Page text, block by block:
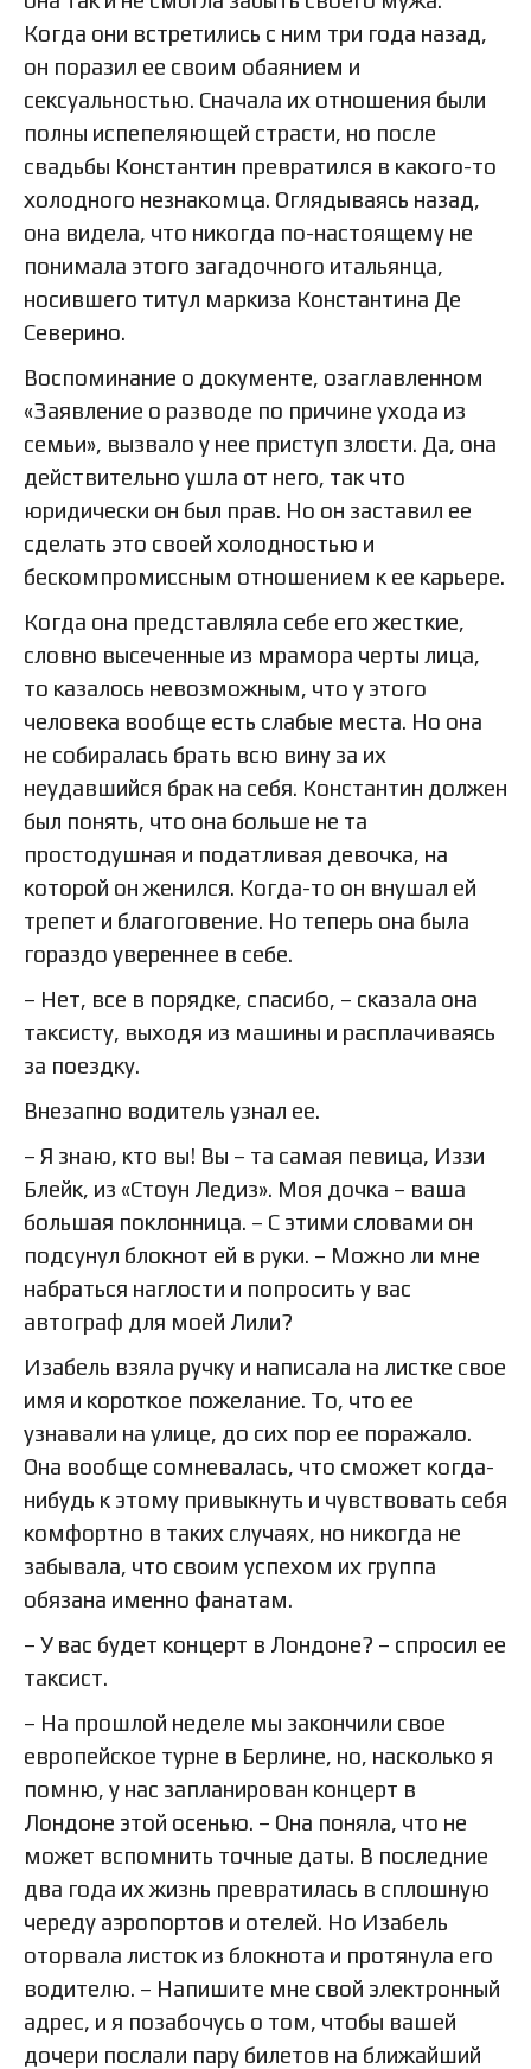
Когда они встретились с ним три года назад,
он поразил ее своим обаянием и
сексуальностью. Сначала их отношения были
полны испепеляющей страсти, но после
свадьбы Константин превратился в какого-то
холодного незнакомца. Оглядываясь назад,
она видела, что никогда по-настоящему не
понимала этого загадочного итальянца,
носившего титул маркиза Константина Де
Северино.
Воспоминание о документе, озаглавленном
«Заявление о разводе по причине ухода из
семьи», вызвало у нее приступ злости. Да, она
действительно ушла от него, так что
юридически он был прав. Но он заставил ее
сделать это своей холодностью и
бескомпромиссным отношением к ее карьере.
Когда она представляла себе его жесткие,
словно высеченные из мрамора черты лица,
то казалось невозможным, что у этого
человека вообще есть слабые места. Но она
не собиралась брать всю вину за их
неудавшийся брак на себя. Константин должен
был понять, что она больше не та
простодушная и податливая девочка, на
которой он женился. Когда-то он внушал ей
трепет и благоговение. Но теперь она была
гораздо увереннее в себе.
– Нет, все в порядке, спасибо, – сказала она
таксисту, выходя из машины и расплачиваясь
за поездку.
Внезапно водитель узнал ее.
– Я знаю, кто вы! Вы – та самая певица, Иззи
Блейк, из «Стоун Ледиз». Моя дочка – ваша
большая поклонница. – С этими словами он
подсунул блокнот ей в руки. – Можно ли мне
набраться наглости и попросить у вас
автограф для моей Лили?
Изабель взяла ручку и написала на листке свое
имя и короткое пожелание. То, что ее
узнавали на улице, до сих пор ее поражало.
Она вообще сомневалась, что сможет когда-
нибудь к этому привыкнуть и чувствовать себя
комфортно в таких случаях, но никогда не
забывала, что своим успехом их группа
обязана именно фанатам.
– У вас будет концерт в Лондоне? – спросил ее
таксист.
– На прошлой неделе мы закончили свое
европейское турне в Берлине, но, насколько я
помню, у нас запланирован концерт в
Лондоне этой осенью. – Она поняла, что не
может вспомнить точные даты. В последние
два года их жизнь превратилась в сплошную
череду аэропортов и отелей. Но Изабель
оторвала листок из блокнота и протянула его
водителю. – Напишите мне свой электронный
адрес, и я позабочусь о том, чтобы вашей
дочери послали пару билетов на ближайший